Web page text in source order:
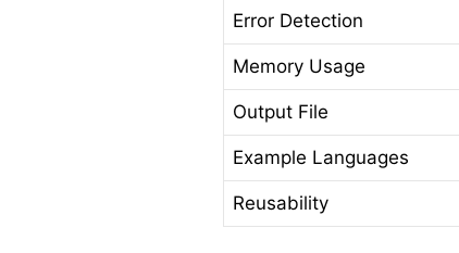
Error Detection
Memory Usage
Output File
Example Languages
Reusability